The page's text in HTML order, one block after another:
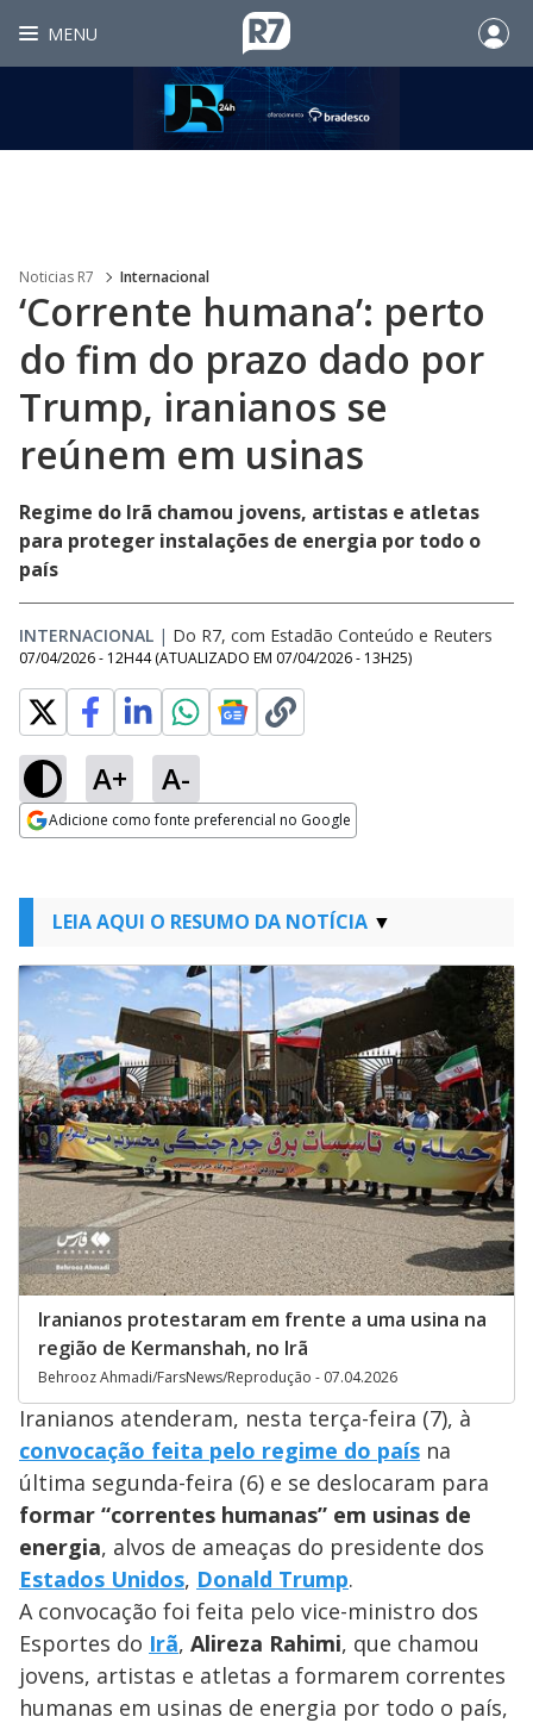
MENU
Noticias R7 Internacional
‘Corrente humana’: perto
do fim do prazo dado por
Trump, iranianos se
reúnem em usinas
Regime do Irã chamou jovens, artistas e atletas
para proteger instalações de energia por todo o
país
INTERNACIONAL | Do R7, com Estadão Conteúdo e Reuters
07/04/2026 - 12H44 (ATUALIZADO EM 07/04/2026 - 13H25)
A+ A-
Adicione como fonte preferencial no Google
LEIA AQUI O RESUMO DA NOTÍCIA
Iranianos protestaram em frente a uma usina na
região de Kermanshah, no Irã
Behrooz Ahmadi/FarsNews/Reprodução - 07.04.2026
Iranianos atenderam, nesta terça-feira (7), à
convocação feita pelo regime do país na
última segunda-feira (6) e se deslocaram para
formar “correntes humanas” em usinas de
energia, alvos de ameaças do presidente dos
Estados Unidos, Donald Trump.
A convocação foi feita pelo vice-ministro dos
Esportes do Irã, Alireza Rahimi, que chamou
jovens, artistas e atletas a formarem correntes
humanas em usinas de energia por todo o país,